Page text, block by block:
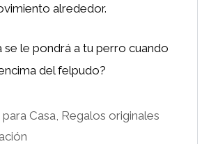
alrededor.
se le pondrá a tu perro cuando
del felpudo?
Casa, Regalos originales